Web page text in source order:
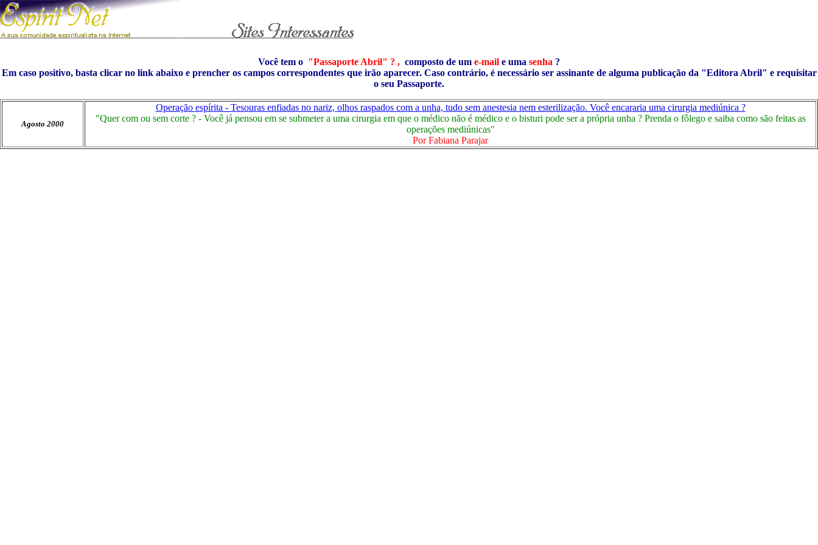
Você tem o "Passaporte Abril" ? , composto de um e-mail e uma senha ?
Em caso positivo, basta clicar no link abaixo e prencher os campos correspondentes que irão aparecer. Caso contrário, é necessário ser assinante de alguma publicação da "Editora Abril" e requisitar
o seu Passaporte.
Agosto 2000
Operação espírita - Tesouras enfiadas no nariz, olhos raspados com a unha, tudo sem anestesia nem esterilização. Você encararia uma cirurgia mediúnica ?
"Quer com ou sem corte ? - Você já pensou em se submeter a uma cirurgia em que o médico não é médico e o bisturi pode ser a própria unha ? Prenda o fôlego e saiba como são feitas as
operações mediúnicas"
Por Fabiana Parajar